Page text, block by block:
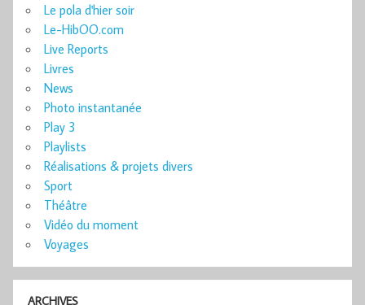
Le pola d'hier soir
Le-HibOO.com
Live Reports
Livres
News
Photo instantanée
Play 3
Playlists
Réalisations & projets divers
Sport
Théâtre
Vidéo du moment
Voyages
ARCHIVES